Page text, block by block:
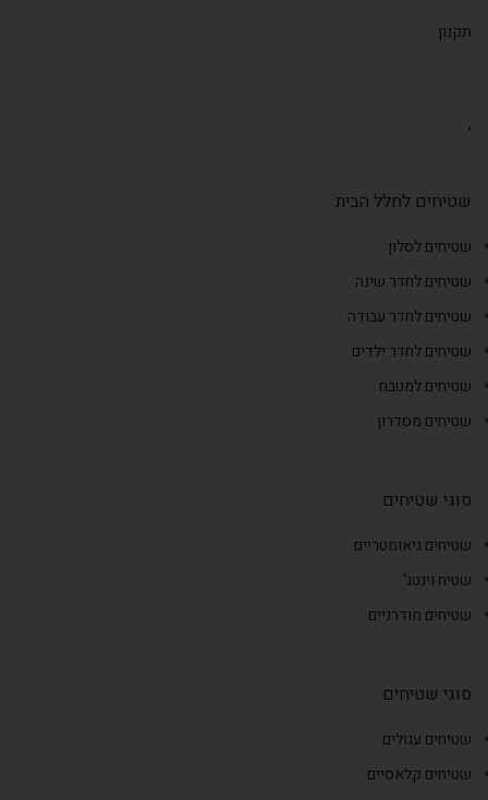
תקנון
,
שטיחים לחלל הבית
שטיחים לסלון
שטיחים לחדר שינה
שטיחים לחדר עבודה
שטיחים לחדר ילדים
שטיחים למטבח
שטיחים מסדרון
סוגי שטיחים
שטיחים גיאומטריים
שטיח וינטג'
שטיחים מודרניים
סוגי שטיחים
שטיחים עגולים
שטיחים קלאסיים